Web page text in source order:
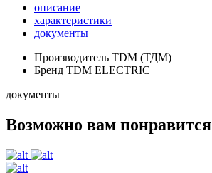
описание
характеристики
документы
Производитель TDM (ТДМ)
Бренд TDM ELECTRIC
документы
Возможно вам понравится